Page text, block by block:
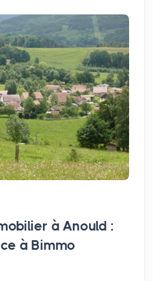
à Anould :
à Bimmo